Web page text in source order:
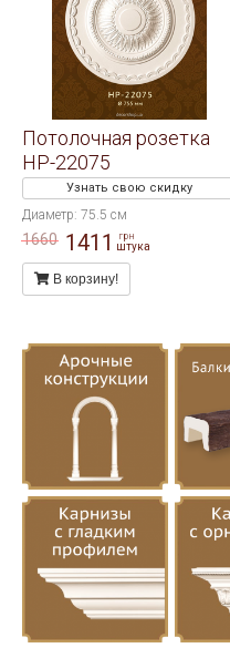
Потолочная розетка
HP-22075
Узнать свою скидку
Диаметр: 75.5 см
1660 1411 грн
штука
В корзину!